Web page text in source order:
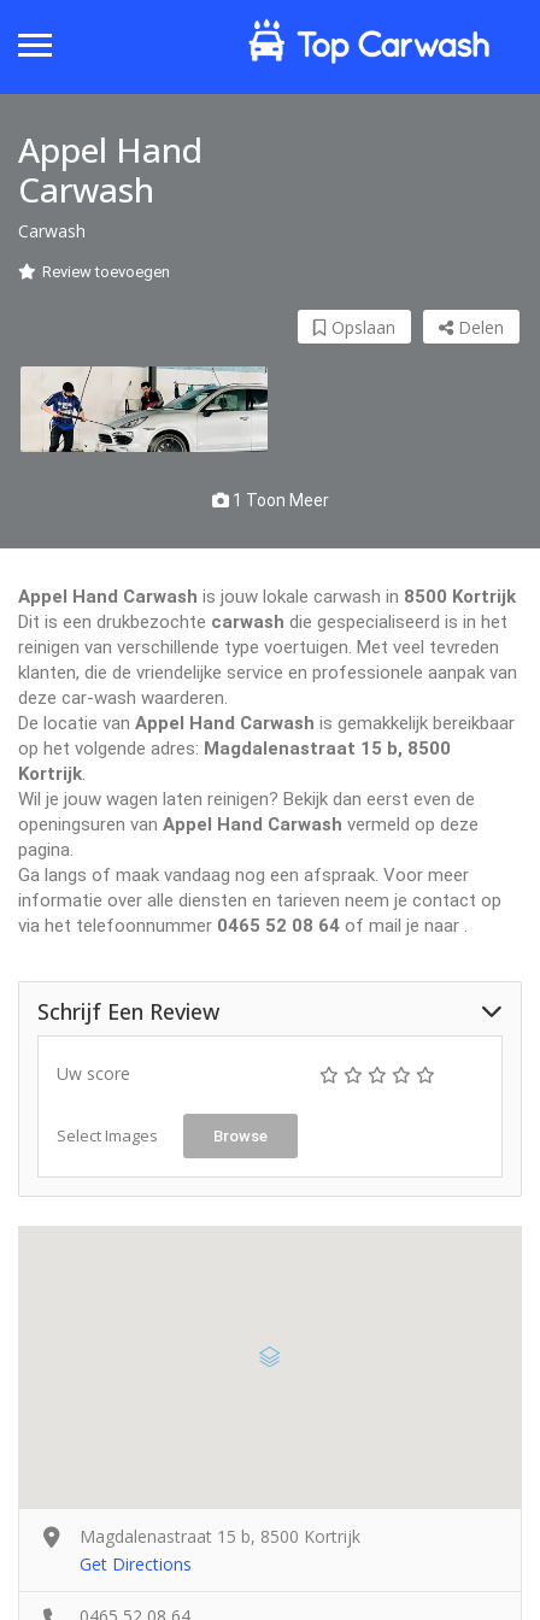
Appel Hand
Carwash
Carwash
Review toevoegen
Delen
Opslaan
1 Toon Meer
Appel Hand Carwash is jouw lokale carwash in 8500 Kortrijk
Dit is een drukbezochte carwash die gespecialiseerd is in het
reinigen van verschillende type voertuigen. Met veel tevreden
klanten, die de vriendelijke service en professionele aanpak van
deze car-wash waarderen.
De locatie van Appel Hand Carwash is gemakkelijk bereikbaar
op het volgende adres: Magdalenastraat 15 b, 8500
Kortrijk
Wil je jouw wagen laten reinigen? Bekijk dan eerst even de
openingsuren van Appel Hand Carwash vermeld op deze
pagina.
Ga langs of maak vandaag nog een afspraak. Voor meer
informatie over alle diensten en tarieven neem je contact op
via het telefoonnummer 0465 52 08 64 of mail je naar
Schrijf Een Review
Uw score
Select Images Browse
Magdalenastraat 15 b, 8500 Kortrijk
Get Directions
0465 52 08 64